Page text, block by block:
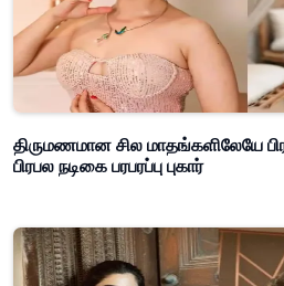
திருமணமான சில மாதங்களிலேயே
பிரபல நடிகை பரபரப்பு புகார்